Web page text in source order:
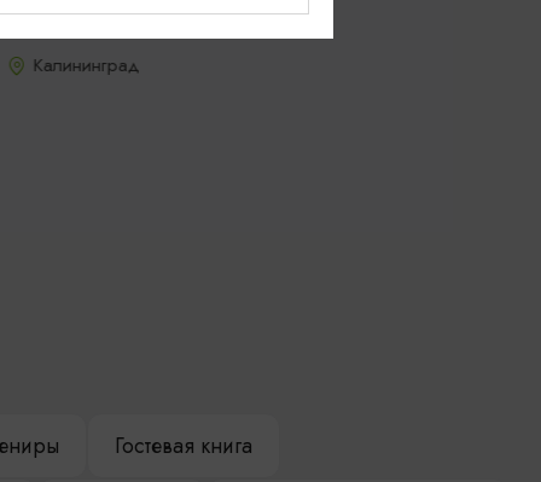
Хостел «Луиза»
Калининград
Гостевая книга